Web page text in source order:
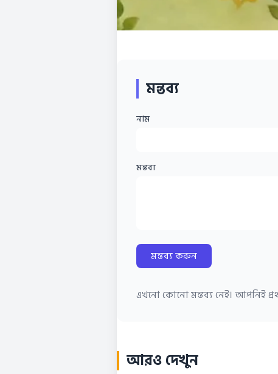
মন্তব্য
নাম
মন্তব্য
মন্তব্য করুন
এখনো কোনো মন্তব্য নেই। আপনিই
আরও দেখুন